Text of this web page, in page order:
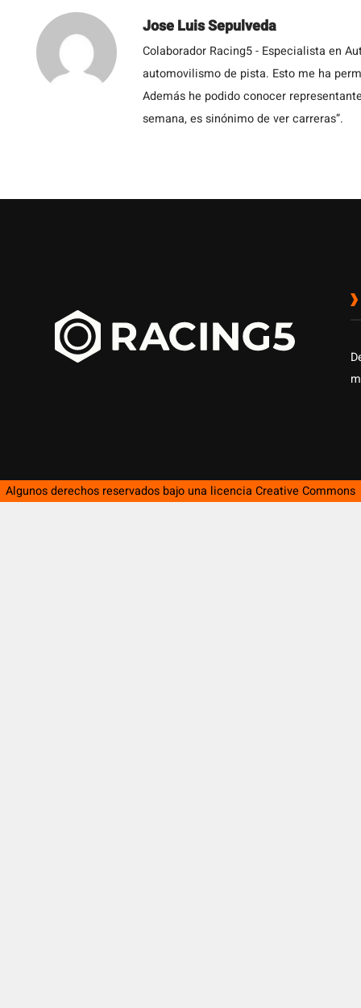
Jose Luis Sepulveda
Colaborador Racing5 - Especialista en
automovilismo de pista. Esto me ha
Además he podido conocer
semana, es sinónimo de ver carreras”.
Algunos derechos reservados bajo una licencia Creative Commons